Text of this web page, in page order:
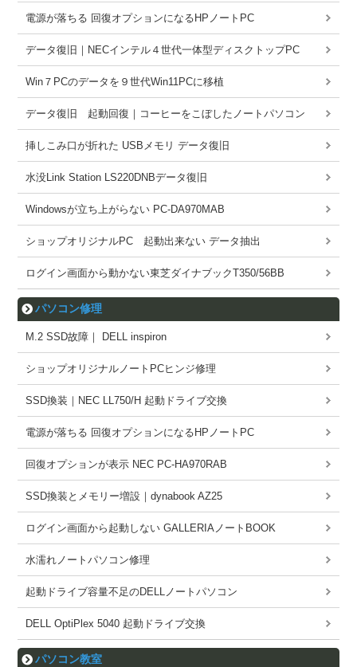
電源が落ちる 回復オプションになるHPノートPC
データ復旧｜NECインテル４世代一体型ディスクトップPC
Win７PCのデータを９世代Win11PCに移植
データ復旧 起動回復｜コーヒーをこぼしたノートパソコン
挿しこみ口が折れた USBメモリ データ復旧
水没Link Station LS220DNBデータ復旧
Windowsが立ち上がらない PC-DA970MAB
ショップオリジナルPC 起動出来ない データ抽出
ログイン画面から動かない東芝ダイナブックT350/56BB
パソコン修理
M.2 SSD故障｜ DELL inspiron
ショップオリジナルノートPCヒンジ修理
SSD換装｜NEC LL750/H 起動ドライブ交換
電源が落ちる 回復オプションになるHPノートPC
回復オプションが表示 NEC PC-HA970RAB
SSD換装とメモリー増設｜dynabook AZ25
ログイン画面から起動しない GALLERIAノートBOOK
水濡れノートパソコン修理
起動ドライブ容量不足のDELLノートパソコン
DELL OptiPlex 5040 起動ドライブ交換
パソコン教室